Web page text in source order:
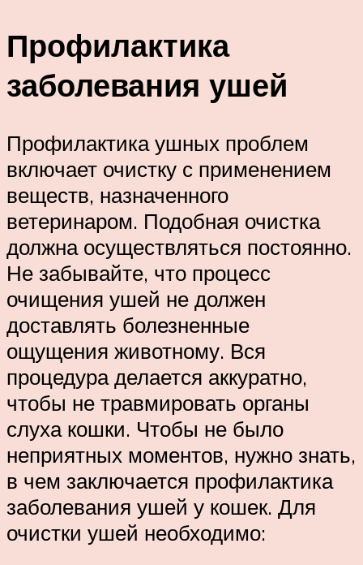
Профилактика
заболевания ушей
Профилактика ушных проблем
включает очистку с применением
веществ, назначенного
ветеринаром. Подобная очистка
должна осуществляться постоянно.
Не забывайте, что процесс
очищения ушей не должен
доставлять болезненные
ощущения животному. Вся
процедура делается аккуратно,
чтобы не травмировать органы
слуха кошки. Чтобы не было
неприятных моментов, нужно знать,
в чем заключается профилактика
заболевания ушей у кошек. Для
очистки ушей необходимо: